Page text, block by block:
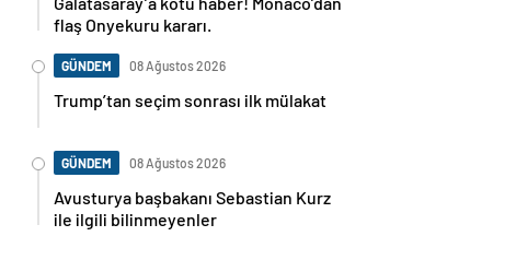
flaş Onyekuru kararı.
GÜNDEM 08 Ağustos 2026
Trump’tan seçim sonrası ilk mülakat
GÜNDEM 08 Ağustos 2026
Avusturya başbakanı Sebastian Kurz
ile ilgili bilinmeyenler